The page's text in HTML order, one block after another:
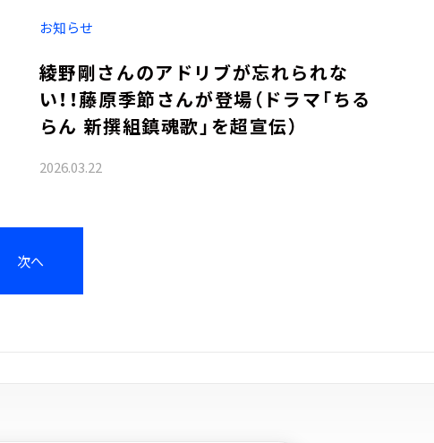
お知らせ
綾野剛さんのアドリブが忘れられな
い！！藤原季節さんが登場（ドラマ「ちる
らん 新撰組鎮魂歌」を超宣伝）
2026.03.22
次へ